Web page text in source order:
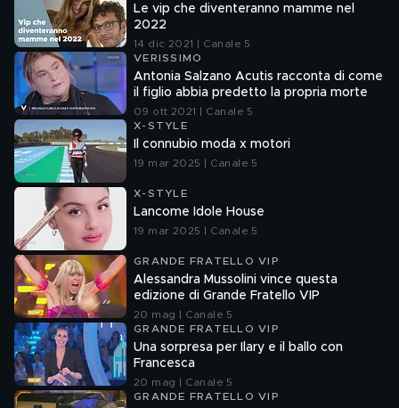
Le vip che diventeranno mamme nel
2022
14 dic 2021 | Canale 5
VERISSIMO
Antonia Salzano Acutis racconta di come
il figlio abbia predetto la propria morte
09 ott 2021 | Canale 5
X-STYLE
Il connubio moda x motori
19 mar 2025 | Canale 5
X-STYLE
Lancome Idole House
19 mar 2025 | Canale 5
GRANDE FRATELLO VIP
Alessandra Mussolini vince questa
edizione di Grande Fratello VIP
20 mag | Canale 5
GRANDE FRATELLO VIP
Una sorpresa per Ilary e il ballo con
Francesca
20 mag | Canale 5
GRANDE FRATELLO VIP